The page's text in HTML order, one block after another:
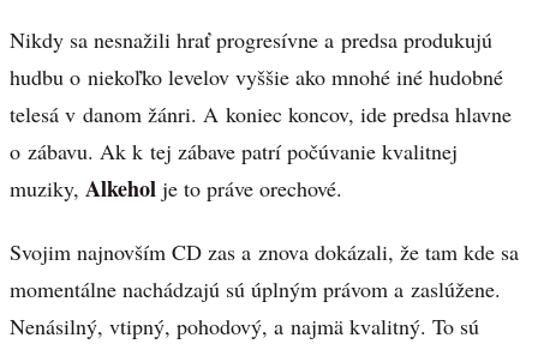
Nikdy sa nesnažili hrať progresívne a predsa produkujú
hudbu o niekoľko levelov vyššie ako mnohé iné hudobné
telesá v danom žánri. A koniec koncov, ide predsa hlavne
o zábavu. Ak k tej zábave patrí počúvanie kvalitnej
muziky, Alkehol je to práve orechové.
Svojim najnovším CD zas a znova dokázali, že tam kde sa
momentálne nachádzajú sú úplným právom a zaslúžene.
Nenásilný, vtipný, pohodový, a najmä kvalitný. To sú